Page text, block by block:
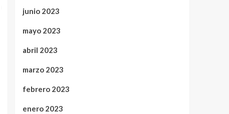
junio 2023
mayo 2023
abril 2023
marzo 2023
febrero 2023
enero 2023